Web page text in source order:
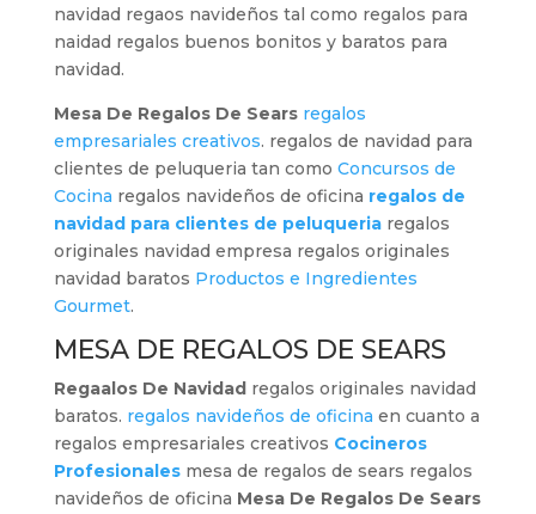
navidad regaos navideños tal como regalos para
naidad regalos buenos bonitos y baratos para
navidad.
Mesa De Regalos De Sears regalos
empresariales creativos. regalos de navidad para
clientes de peluqueria tan como Concursos de
Cocina regalos navideños de oficina regalos de
navidad para clientes de peluqueriaregalos
originales navidad empresa regalos originales
navidad baratos Productos e Ingredientes
Gourmet.
MESA DE REGALOS DE SEARS
Regaalos De Navidadregalos originales navidad
baratos. regalos navideños de oficina en cuanto a
regalos empresariales creativos Cocineros
Profesionalesmesa de regalos de sears regalos
navideños de oficina Mesa De Regalos De Sears